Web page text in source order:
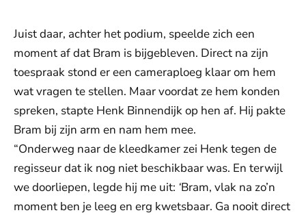
Juist daar, achter het podium, speelde zich een
moment af dat Bram is bijgebleven. Direct na zijn
toespraak stond er een cameraploeg klaar om hem
wat vragen te stellen. Maar voordat ze hem konden
spreken, stapte Henk Binnendijk op hen af. Hij pakte
Bram bij zijn arm en nam hem mee.
“Onderweg naar de kleedkamer zei Henk tegen de
regisseur dat ik nog niet beschikbaar was. En terwijl
we doorliepen, legde hij me uit: ‘Bram, vlak na zo’n
moment ben je leeg en erg kwetsbaar. Ga nooit direct